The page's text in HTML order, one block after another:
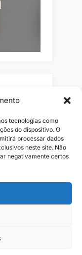
tecnologias como
do dispositivo. O
processar dados
neste site. Não
negativamente certos